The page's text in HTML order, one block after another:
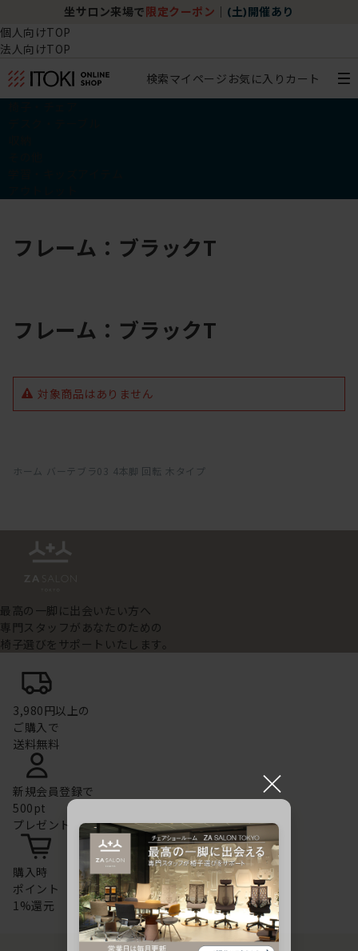
坐サロン来場で 限定クーポン (土)開催あり
個人向けTOP
法人向けTOP
検索マイページ お気に入り カート
フレーム：ブラックT
フレーム：ブラックT
対象商品はありません
ホーム バーテブラ03 4本脚 回転 木タイプ
最高の一脚に出会いたい方へ
専門スタッフがあなたのための
椅子選びをサポートいたします。
3,980円以上の
ご購入で
送料無料
新規会員登録で
500pt
プレゼント
購入時
ポイント
1%還元
×